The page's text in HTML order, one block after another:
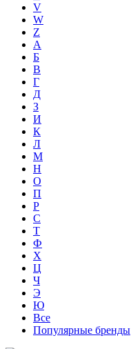
V
W
Z
А
Б
В
Г
Д
З
И
К
Л
М
Н
О
П
Р
С
Т
Ф
Х
Ц
Ч
Э
Ю
Все
Популярные бренды